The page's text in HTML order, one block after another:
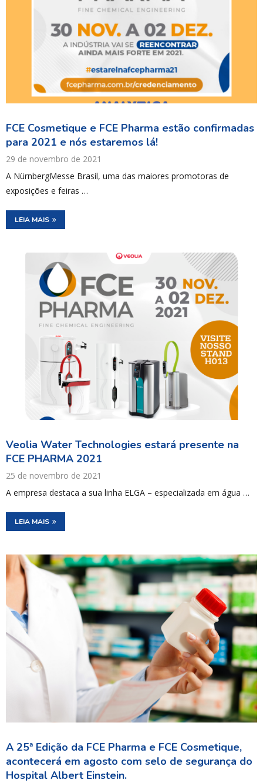
FCE Cosmetique e FCE Pharma estão confirmadas
para 2021 e nós estaremos lá!
29 de novembro de 2021
A NürnbergMesse Brasil, uma das maiores promotoras de
exposições e feiras …
LEIA MAIS
Veolia Water Technologies estará presente na
FCE PHARMA 2021
25 de novembro de 2021
A empresa destaca a sua linha ELGA – especializada em água …
LEIA MAIS
A 25ª Edição da FCE Pharma e FCE Cosmetique,
acontecerá em agosto com selo de segurança do
Hospital Albert Einstein.